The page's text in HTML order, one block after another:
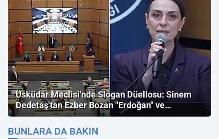
Üsküdar Meclisi'nde Slogan Düellosu: Sinem
Dedetaş'tan Ezber Bozan "Erdoğan" ve
"İmamoğlu" Çıkışı!
BUNLARA DA BAKIN